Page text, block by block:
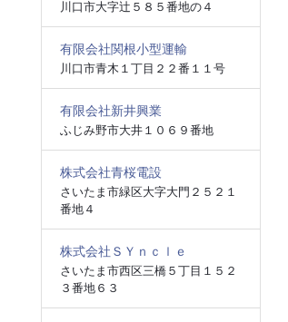
川口市大字辻５８５番地の４
有限会社関根小型運輸
川口市青木１丁目２２番１１号
有限会社新井興業
ふじみ野市大井１０６９番地
株式会社青桜電設
さいたま市緑区大字大門２５２１
番地４
株式会社ＳＹｎｃｌｅ
さいたま市西区三橋５丁目１５２
３番地６３